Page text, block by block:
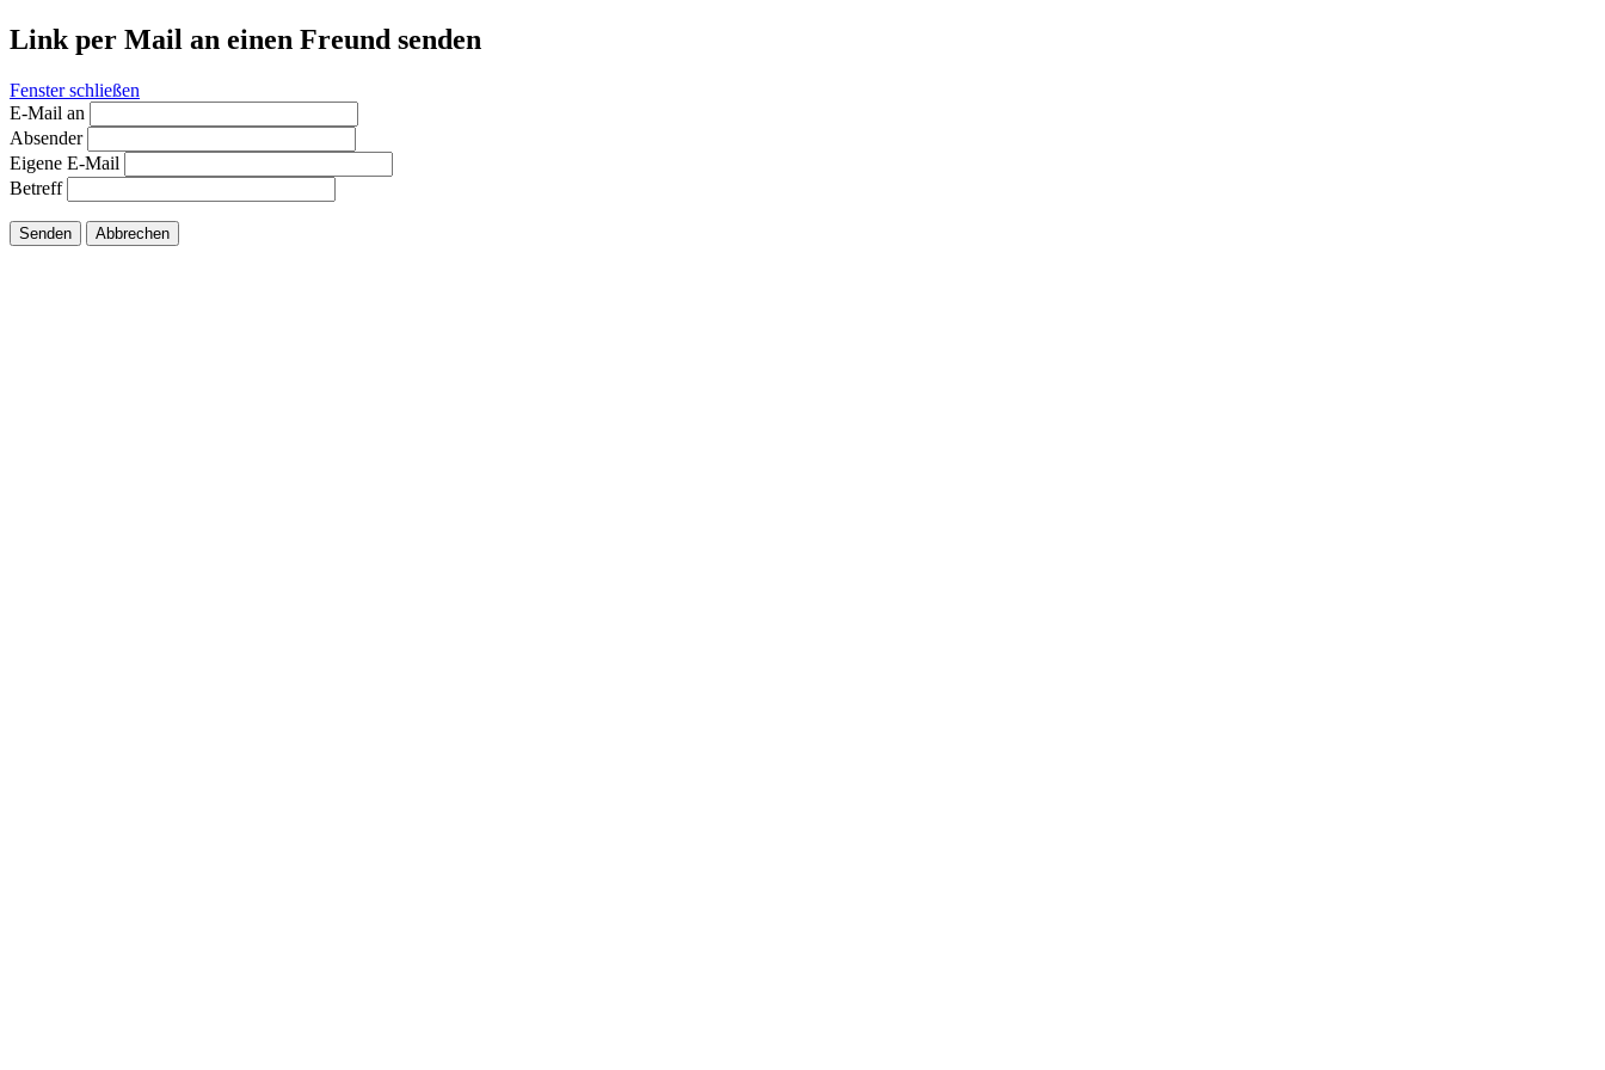
Link per Mail an einen Freund senden
Fenster schließen
E-Mail an
Absender
Eigene E-Mail
Betreff
Senden Abbrechen